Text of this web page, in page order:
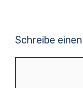
Schreibe